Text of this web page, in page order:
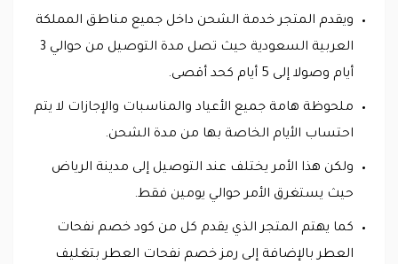
ويقدم المتجر خدمة الشحن داخل جميع مناطق المملكة
العربية السعودية حيث تصل مدة التوصيل من حوالي 3
أيام وصولا إلى 5 أيام كحد أقصى.
ملحوظة هامة جميع الأعياد والمناسبات والإجازات لا يتم
احتساب الأيام الخاصة بها من مدة الشحن.
ولكن هذا الأمر يختلف عند التوصيل إلى مدينة الرياض
حيث يستغرق الأمر حوالي يومين فقط.
كما يهتم المتجر الذي يقدم كل من كود خصم نفحات
العطر بالإضافة إلى رمز خصم نفحات العطر بتغليف